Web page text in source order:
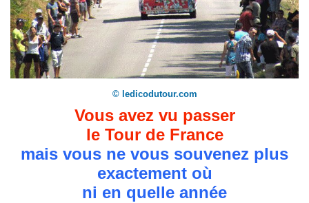
© ledicodutour.com
Vous avez vu passer
le Tour de France
mais vous ne vous souvenez plus
exactement où
ni en quelle année